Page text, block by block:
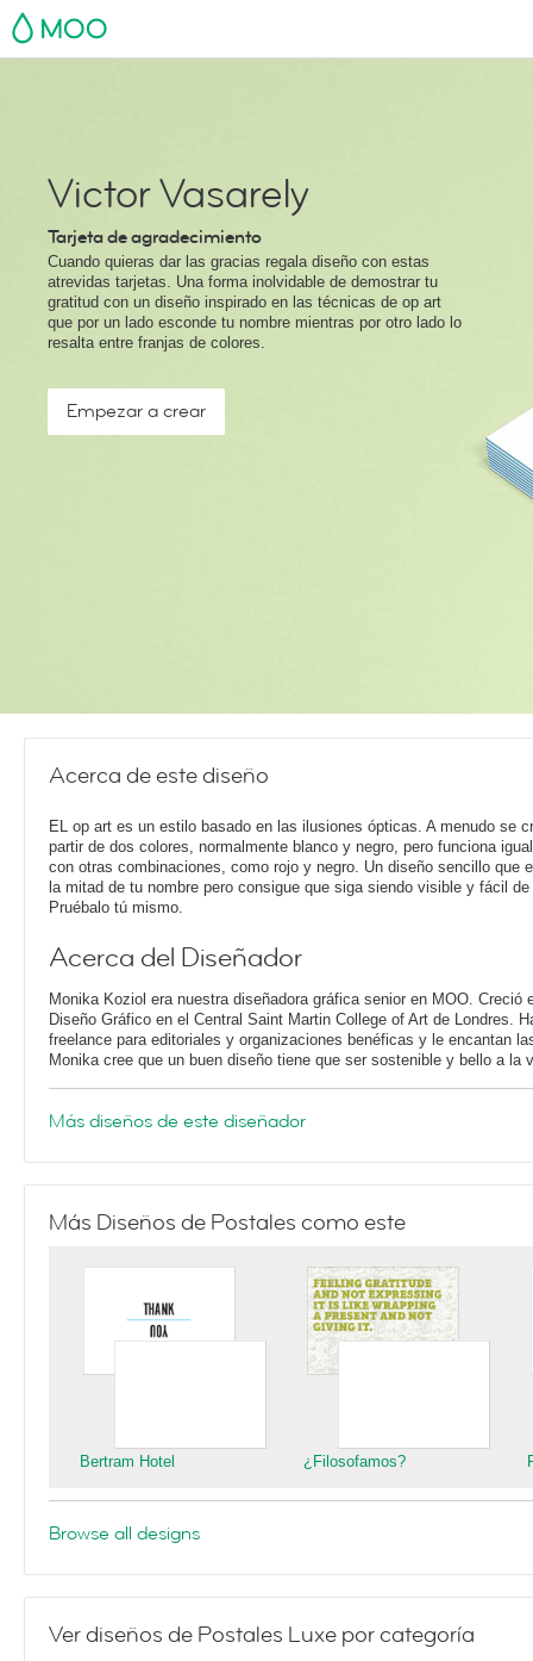
MOO
Victor Vasarely
Tarjeta de agradecimiento
Cuando quieras dar las gracias regala diseño con estas
atrevidas tarjetas. Una forma inolvidable de demostrar tu
gratitud con un diseño inspirado en las técnicas de op art
que por un lado esconde tu nombre mientras por otro lado lo
resalta entre franjas de colores.
Empezar a crear
Acerca de este diseño
EL op art es un estilo basado en las ilusiones ópticas. A menudo se
partir de dos colores, normalmente blanco y negro, pero funciona
con otras combinaciones, como rojo y negro. Un diseño sencillo que
la mitad de tu nombre pero consigue que siga siendo visible y fácil de
Pruébalo tú mismo.
Acerca del Diseñador
Monika Koziol era nuestra diseñadora gráfica senior en MOO. Creció
Diseño Gráfico en el Central Saint Martin College of Art de Londres.
freelance para editoriales y organizaciones benéficas y le encantan
Monika cree que un buen diseño tiene que ser sostenible y bello a la
Más diseños de este diseñador
Más Diseños de Postales como este
Bertram Hotel ¿Filosofamos?
Browse all designs
Ver diseños de Postales Luxe por categoría